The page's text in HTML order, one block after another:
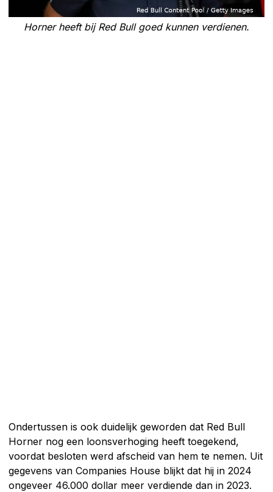
Horner heeft bij Red Bull goed kunnen verdienen.
Ondertussen is ook duidelijk geworden dat Red Bull
Horner nog een loonsverhoging heeft toegekend,
voordat besloten werd afscheid van hem te nemen. Uit
gegevens van Companies House blijkt dat hij in 2024
ongeveer 46.000 dollar meer verdiende dan in 2023.